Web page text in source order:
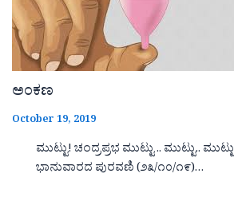
ಅಂಕಣ
October 19, 2019
ಮುಟ್ಟು! ಚಂದ್ರಪ್ರಭ ಮುಟ್ಟು .. ಮುಟ್ಟು..
ಭಾನುವಾರದ ಪುರವಣಿ (೨೩/೧೦/೧೯)…